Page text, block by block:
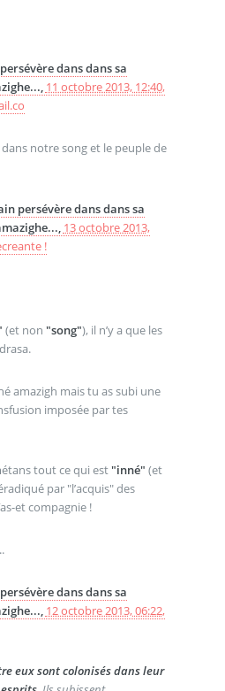
dans dans sa
11 octobre 2013, 12:40,
notre song et le peuple de
persévère dans dans sa
13 octobre 2013,
!
(et non "song"), il n’y a que les
amazigh mais tu as subi une
imposée par tes
tout ce qui est "inné" (et
par "l’acquis" des
et compagnie !
dans dans sa
12 octobre 2013, 06:22,
eux sont colonisés dans leur